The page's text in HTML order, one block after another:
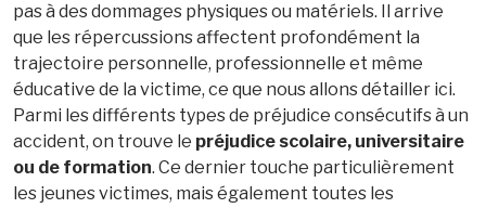
pas à des dommages physiques ou matériels. Il arrive
que les répercussions affectent profondément la
trajectoire personnelle, professionnelle et même
éducative de la victime, ce que nous allons détailler ici.
Parmi les différents types de préjudice consécutifs à un
accident, on trouve le préjudice scolaire, universitaire
ou de formation. Ce dernier touche particulièrement
les jeunes victimes, mais également toutes les